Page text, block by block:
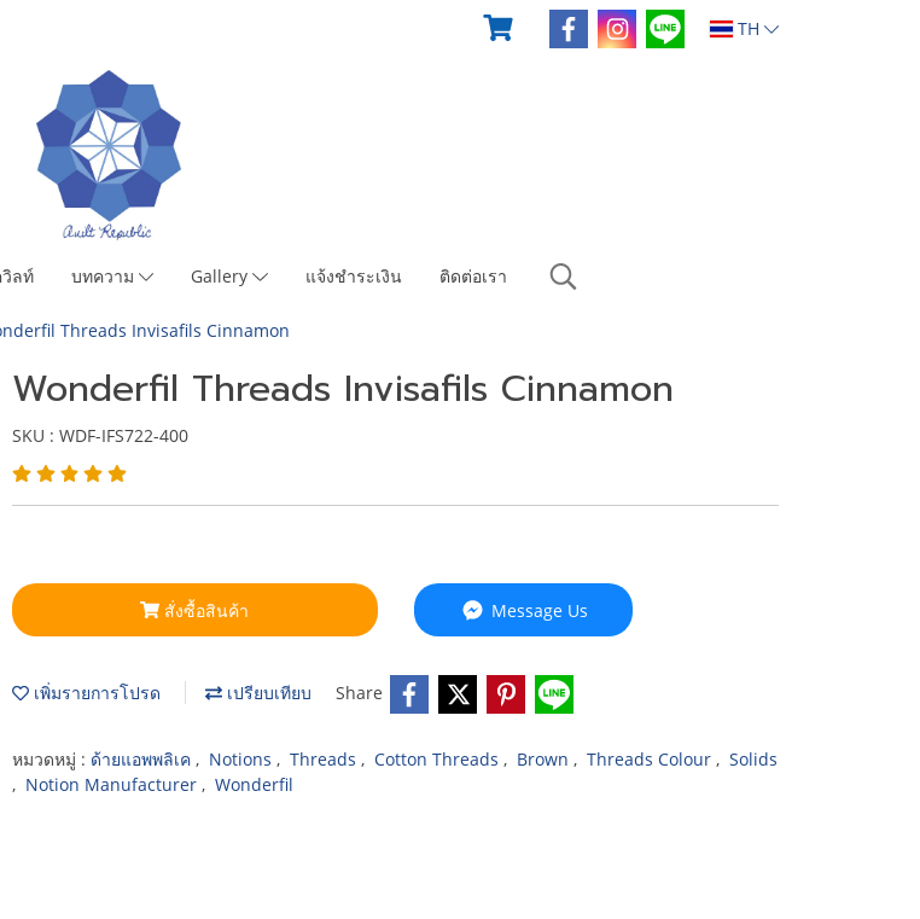
TH
ลท์ บทความ Gallery แจ้งชำระเงิน ติดต่อเรา
Threads Invisafils Cinnamon
Wonderfil Threads Invisafils Cinnamon
SKU : WDF-IFS722-400
สั่งซื้อสินค้า Message Us
เพิ่มรายการโปรด เปรียบเทียบ Share
หมวดหมู่ : ด้ายแอพพลิเค , Notions , Threads , Cotton Threads , Brown , Threads Colour , Solids
, Notion Manufacturer , Wonderfil